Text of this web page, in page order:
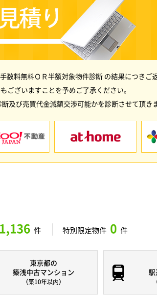
料無料ＯＲ半額対象物件診断 の結果につきご
ざいますことを予めご了承ください。
及び売買代金減額交渉可能かを診断させて頂き
件 特別限定物件 0 件
東京都の
築浅中古マンション
（築10年以内）